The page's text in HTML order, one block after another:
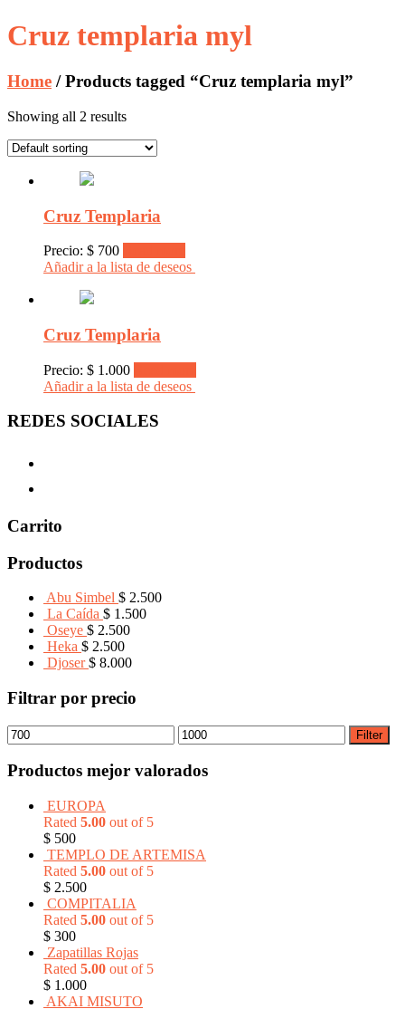
Cruz templaria myl
Home / Products tagged “Cruz templaria myl”
Showing all 2 results
Cruz Templaria
Precio: $ 700
Añadir a la lista de deseos
Cruz Templaria
Precio: $ 1.000
Añadir a la lista de deseos
REDES SOCIALES
Carrito
Productos
Abu Simbel $ 2.500
La Caída $ 1.500
Oseye $ 2.500
Heka $ 2.500
Djoser $ 8.000
Filtrar por precio
Filter
Productos mejor valorados
EUROPA
Rated 5.00 out of 5
$ 500
TEMPLO DE ARTEMISA
Rated 5.00 out of 5
$ 2.500
COMPITALIA
Rated 5.00 out of 5
$ 300
Zapatillas Rojas
Rated 5.00 out of 5
$ 1.000
AKAI MISUTO